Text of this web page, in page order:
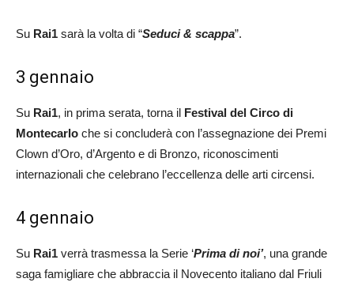
Su Rai1 sarà la volta di “Seduci & scappa”.
3 gennaio
Su Rai1, in prima serata, torna il Festival del Circo di
Montecarlo che si concluderà con l’assegnazione dei Premi
Clown d’Oro, d’Argento e di Bronzo, riconoscimenti
internazionali che celebrano l’eccellenza delle arti circensi.
4 gennaio
Su Rai1 verrà trasmessa la Serie ‘Prima di noi’, una grande
saga famigliare che abbraccia il Novecento italiano dal Friuli